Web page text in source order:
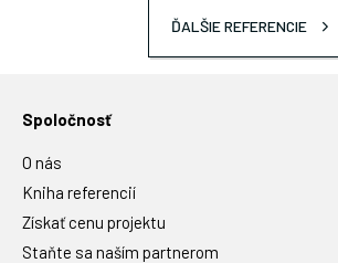
ĎALŠIE REFERENCIE
Spoločnosť
O nás
Kniha referencií
Získať cenu projektu
Staňte sa naším partnerom